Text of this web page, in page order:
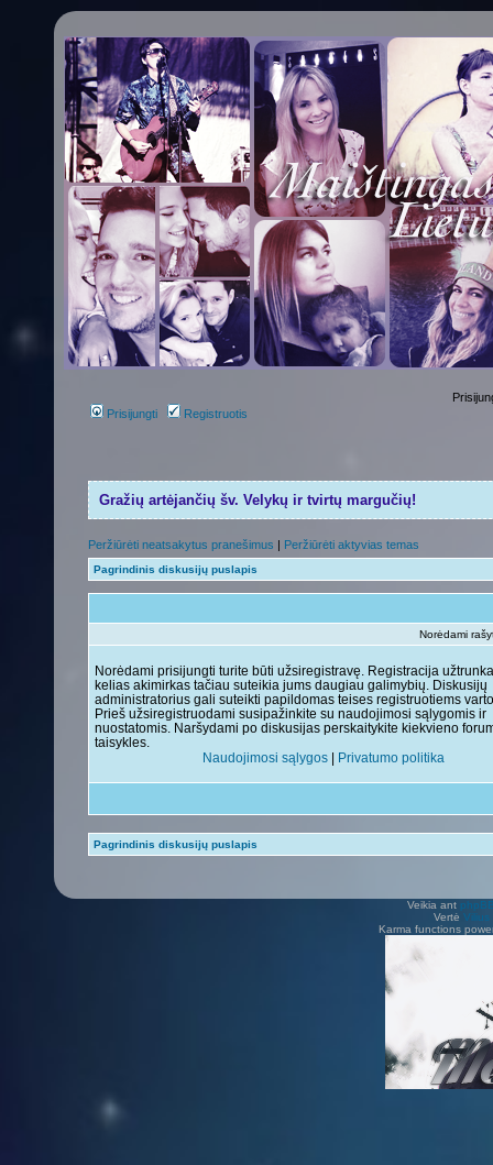
Prisijungti Registruotis
Gražių artėjančių šv. Velykų ir tvirtų margučių!
Peržiūrėti neatsakytus pranešimus | Peržiūrėti aktyvias temas
Pagrindinis diskusijų puslapis
Norėdami
Norėdami prisijungti turite būti užsiregistravę. Registracija
kelias akimirkas tačiau suteikia jums daugiau galimybių. Diskusijų
administratorius gali suteikti papildomas teises registruotiems
Prieš užsiregistruodami susipažinkite su naudojimosi sąlygomis ir
nuostatomis. Naršydami po diskusijas perskaitykite kiekvieno
taisykles.
Naudojimosi sąlygos | Privatumo politika
Pagrindinis diskusijų puslapis
Veikia ant
Vertė Vilius
Karma functions